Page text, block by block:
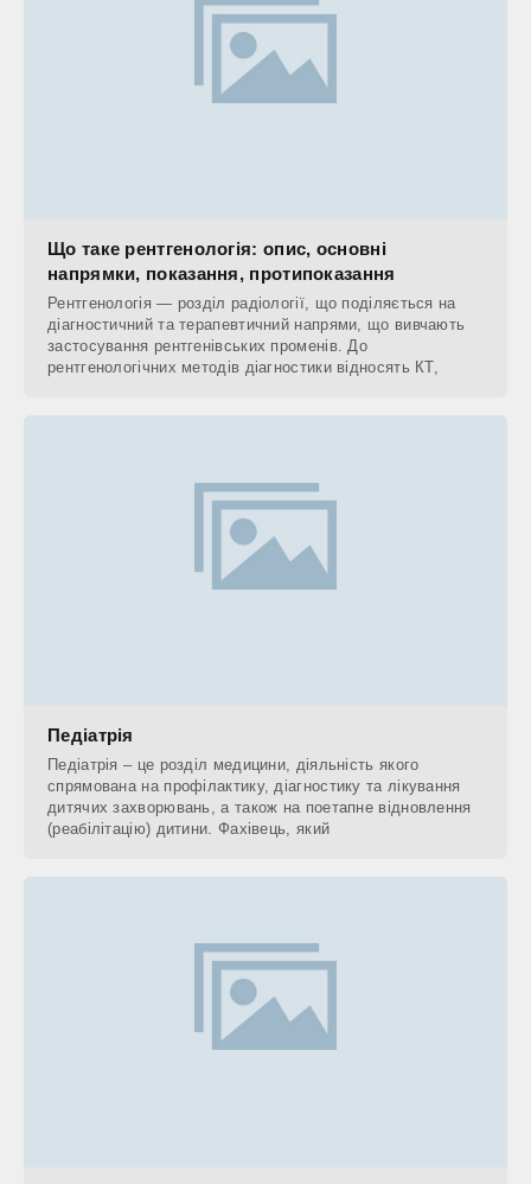
Що таке рентгенологія: опис, основні
напрямки, показання, протипоказання
Рентгенологія — розділ радіології, що поділяється на
діагностичний та терапевтичний напрями, що вивчають
застосування рентгенівських променів. До
рентгенологічних методів діагностики відносять КТ,
Педіатрія
Педіатрія – це розділ медицини, діяльність якого
спрямована на профілактику, діагностику та лікування
дитячих захворювань, а також на поетапне відновлення
(реабілітацію) дитини. Фахівець, який